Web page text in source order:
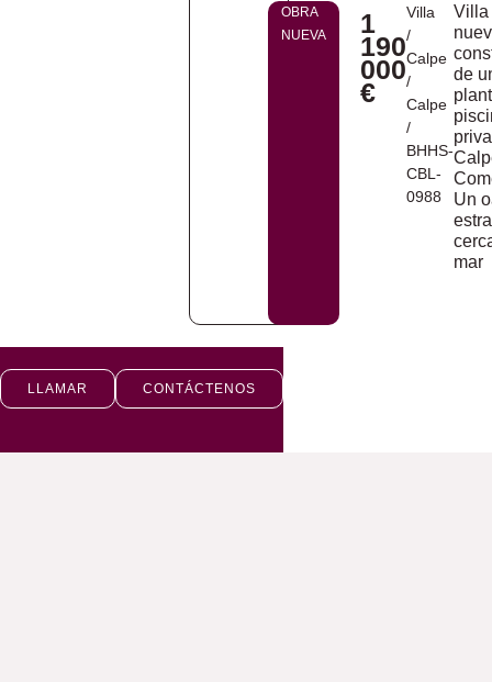
OBRA
NUEVA
1
190
000
€
Villa
/
Calpe
/
Calpe
/
BHHS-
CBL-
0988
Villa
de
Un
mar
LLAMAR CONTÁCTENOS